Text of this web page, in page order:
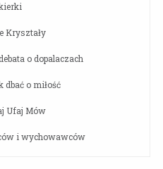
Kryształy
o dopalaczach
dbać o miłość
Ufaj Mów
i wychowawców